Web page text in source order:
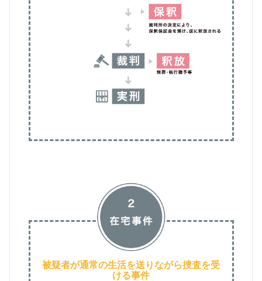
被疑者が通常の生活を送りながら捜査を受
ける事件